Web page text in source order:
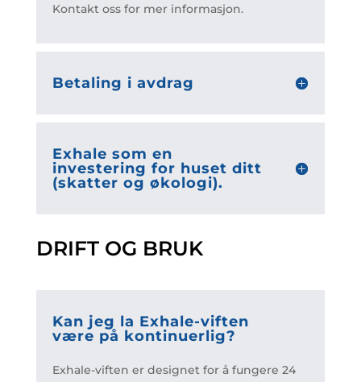
Kontakt oss for mer informasjon.
Betaling i avdrag
Exhale som en
investering for huset ditt
(skatter og økologi).
DRIFT OG BRUK
Kan jeg la Exhale-viften
være på kontinuerlig?
Exhale-viften er designet for å fungere 24